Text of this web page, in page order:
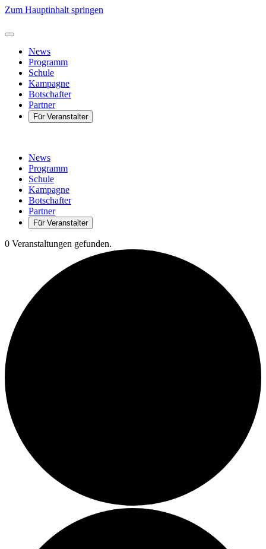
Zum Hauptinhalt springen
News
Programm
Schule
Kampagne
Botschafter
Partner
Für Veranstalter
News
Programm
Schule
Kampagne
Botschafter
Partner
Für Veranstalter
0 Veranstaltungen gefunden.